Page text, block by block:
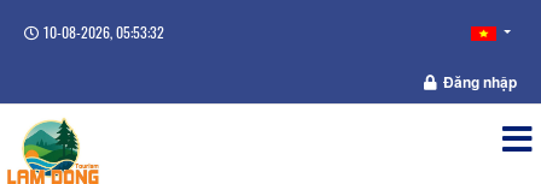
10-08-2026, 05:53:32
Đăng nhập